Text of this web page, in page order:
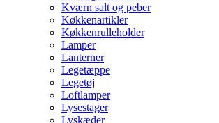
Kværn salt og peber
Køkkenartikler
Køkkenrulleholder
Lamper
Lanterner
Legetæppe
Legetøj
Loftlamper
Lysestager
Lyskæder